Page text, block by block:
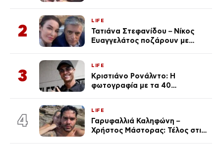
2
LIFE
Τατιάνα Στεφανίδου – Νίκος
Ευαγγελάτος ποζάρουν με
3
LIFE
Κριστιάνο Ρονάλντο: Η
φωτογραφία με τα 40
εκ. likes
4
LIFE
Γαρυφαλλιά Καληφώνη –
Χρήστος Μάστορας: Τέλος στις